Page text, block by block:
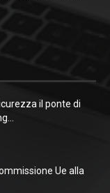
il ponte di
Ue alla